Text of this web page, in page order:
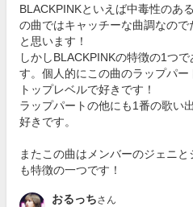
BLACKPINKといえば中毒性のあ
の曲ではキャッチーな曲調なの
と思います！
しかしBLACKPINKの特徴の1つ
す。個人的にこの曲のラップパ
トップレベルで好きです！
ラップパートの他にも1番の歌い
好きです。
またこの曲はメンバーのジェニ
も特徴の一つです！
おるっちさん